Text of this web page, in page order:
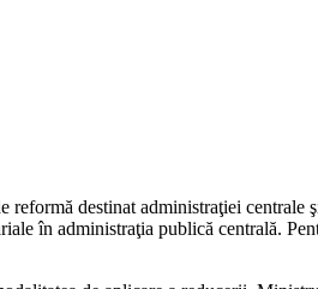
destinat administraţiei
în administraţia publică centrală.